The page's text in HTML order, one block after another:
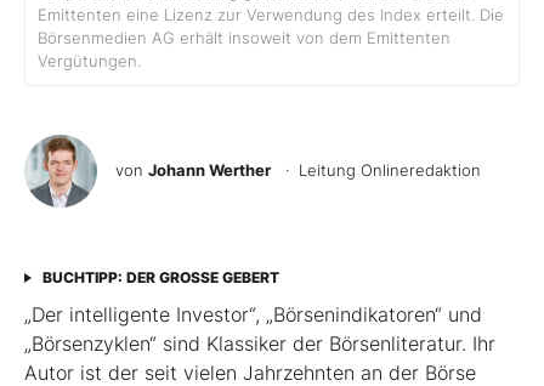
Emittenten eine Lizenz zur Verwendung des Index erteilt. Die
Börsenmedien AG erhält insoweit von dem Emittenten
Vergütungen.
von Johann Werther · Leitung Onlineredaktion
BUCHTIPP: DER GROSSE GEBERT
„Der intelligente Investor“, „Börsenindikatoren“ und
„Börsenzyklen“ sind Klassiker der Börsen­literatur. Ihr
Autor ist der seit vielen Jahrzehnten an der Börse